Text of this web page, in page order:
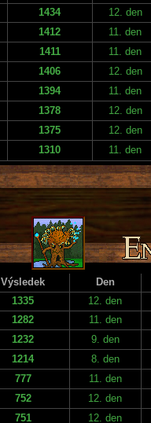
1434
12. den
1412
11. den
1411
11. den
1406
12. den
1394
11. den
1378
12. den
1375
12. den
1310 11. den
Výsledek
Den
1335
12. den
1282
11. den
1232
9. den
1214
8. den
777
11. den
752
12. den
751
12. den